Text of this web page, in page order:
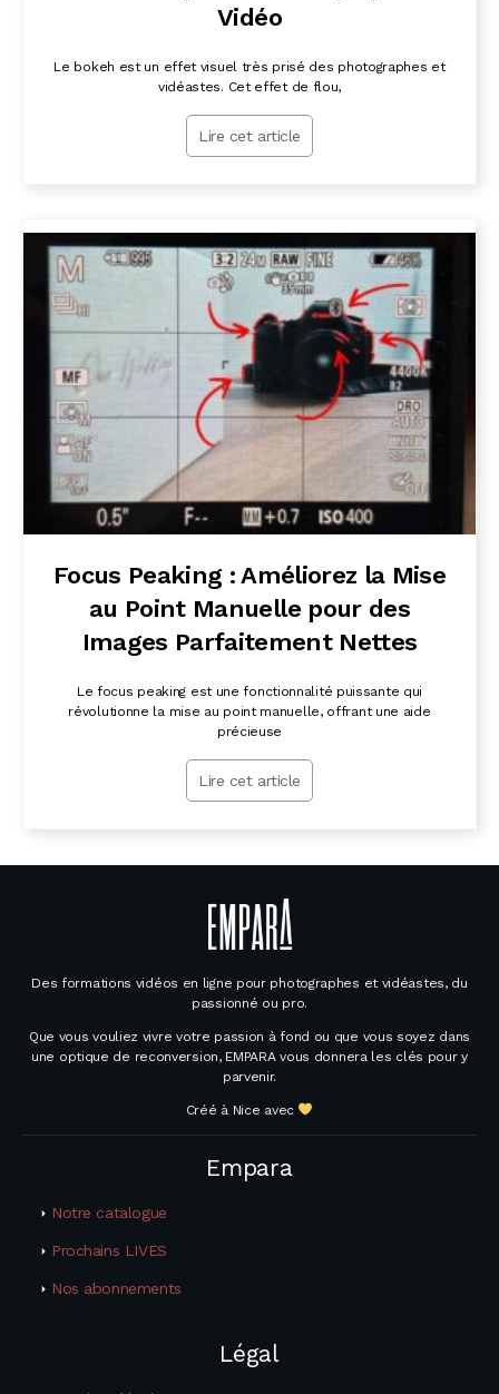
Vidéo
Le bokeh est un effet visuel très prisé des photographes et
vidéastes. Cet effet de flou,
Lire cet article
Focus Peaking : Améliorez la Mise
au Point Manuelle pour des
Images Parfaitement Nettes
Le focus peaking est une fonctionnalité puissante qui
révolutionne la mise au point manuelle, offrant une aide
précieuse
Lire cet article
Des formations vidéos en ligne pour photographes et vidéastes, du
passionné ou pro.
Que vous vouliez vivre votre passion à fond ou que vous soyez dans
une optique de reconversion, EMPARA vous donnera les clés pour y
parvenir.
Créé à Nice avec
Empara
Notre catalogue
Prochains LIVES
Nos abonnements
Légal